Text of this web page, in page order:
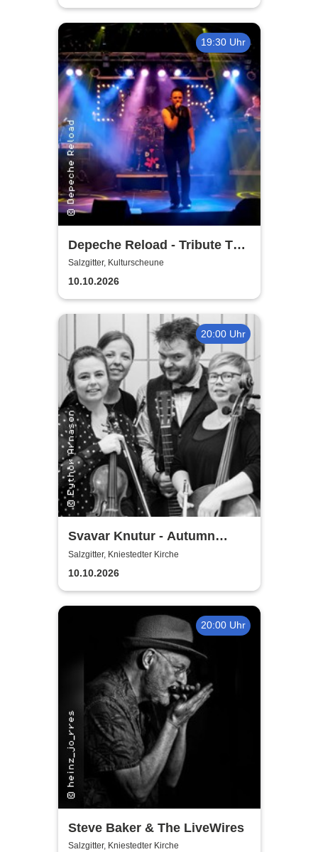
19:30 Uhr
Depeche Reload - Tribute To
Depeche Mode
Salzgitter, Kulturscheune
10.10.2026
20:00 Uhr
Svavar Knutur - Autumn
String Trio Tour
Salzgitter, Kniestedter Kirche
10.10.2026
20:00 Uhr
Steve Baker & The LiveWires
Salzgitter, Kniestedter Kirche